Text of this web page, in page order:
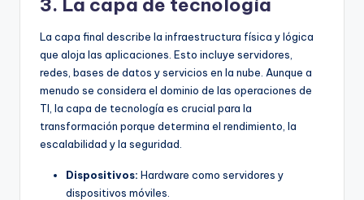
3. La capa de tecnología
La capa final describe la infraestructura física y lógica
que aloja las aplicaciones. Esto incluye servidores,
redes, bases de datos y servicios en la nube. Aunque a
menudo se considera el dominio de las operaciones de
TI, la capa de tecnología es crucial para la
transformación porque determina el rendimiento, la
escalabilidad y la seguridad.
Dispositivos: Hardware como servidores y
dispositivos móviles.